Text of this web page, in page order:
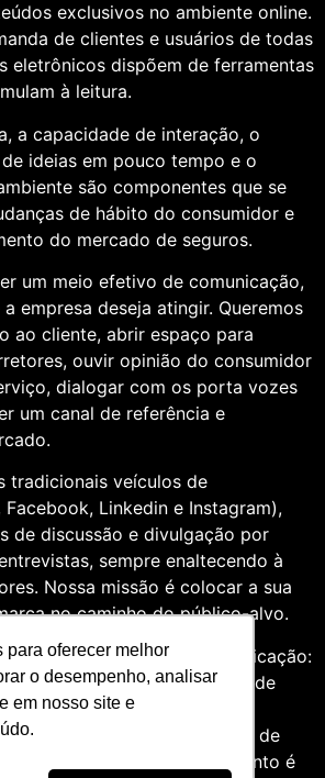
para oferecer melhor
o desempenho, analisar
em nosso site e
exclusivos no ambiente online.
de clientes e usuários de todas
eletrônicos dispõem de ferramentas
à leitura.
a capacidade de interação, o
ideias em pouco tempo e o
são componentes que se
de hábito do consumidor e
do mercado de seguros.
um meio efetivo de comunicação,
empresa deseja atingir. Queremos
ao cliente, abrir espaço para
ouvir opinião do consumidor
dialogar com os porta vozes
um canal de referência e
tradicionais veículos de
Linkedin e Instagram),
de discussão e divulgação por
sempre enaltecendo à
Nossa missão é colocar a sua
no caminho do público-alvo.
formados na área de comunicação:
Públicas. Assim, por meio de
anos do setor de seguros,
um trabalho diversificado, de
expertise para o segmento é